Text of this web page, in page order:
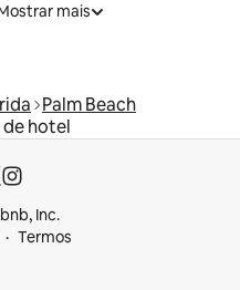
mais
Palm Beach
hotel
Inc.
Termos